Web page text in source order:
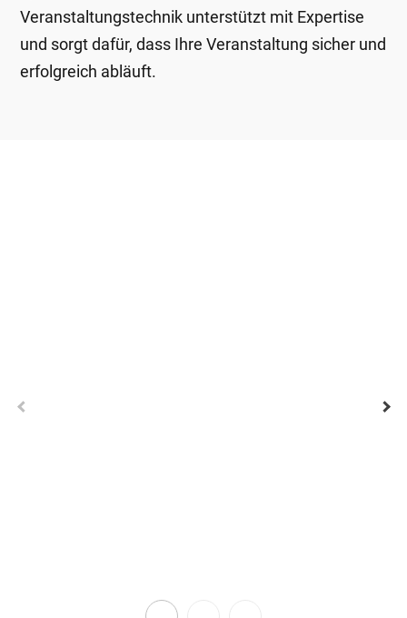
Veranstaltungstechnik unterstützt mit Expertise
und sorgt dafür, dass Ihre Veranstaltung sicher und
erfolgreich abläuft.